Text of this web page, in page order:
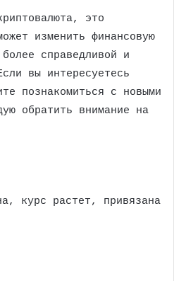
это
изменить финансовую
справедливой и
вы интересуетесь
познакомиться с новыми
обратить внимание на
курс растет, привязана